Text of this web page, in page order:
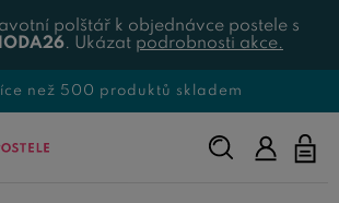
polštář k objednávce postele s
. Ukázat podrobnosti akce.
než 500 produktů skladem
Napište,
co